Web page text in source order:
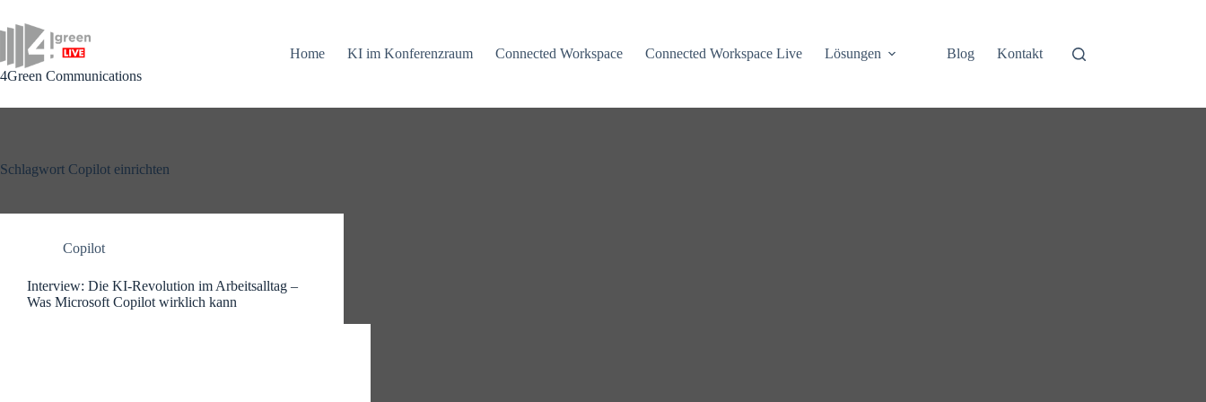
Inhalt
springen
4Green Communications
Home KI im Konferenzraum Connected Workspace Connected Workspace Live Lösungen Blog Kontakt
Schlagwort Copilot einrichten
Copilot
Interview: Die KI-Revolution im Arbeitsalltag –
Was Microsoft Copilot wirklich kann